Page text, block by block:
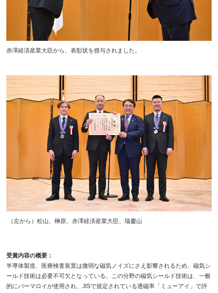
赤澤経済産業大臣から、表彰状を授与されました。
（左から）松山、榊原、赤澤経済産業大臣、瑞慶山
受賞内容の概要：
半導体製造、医療検査装置は微弱な磁気ノイズにさえ影響されるため、磁気シ
ールド技術は必要不可欠となっている。この分野の磁気シールド技術は、一般
的にパーマロイが使用され、JISで規定されている透磁率「ミューアイ」で評